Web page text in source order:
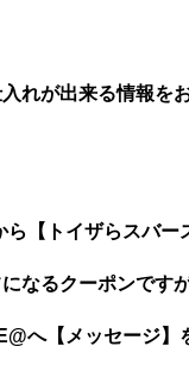
れが出来る情報を
ら【トイザらスバー
なるクーポンです
へ【メッセージ】